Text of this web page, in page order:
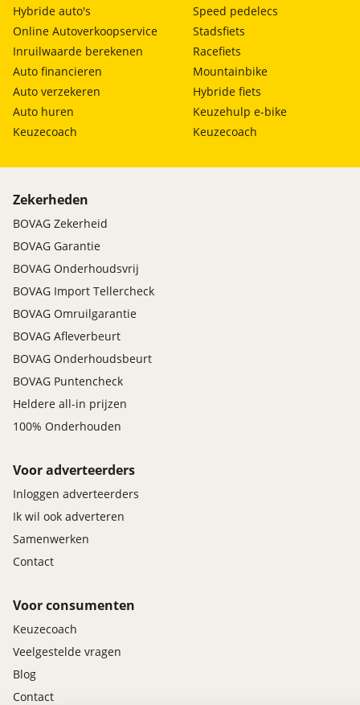
Hybride auto's
Online Autoverkoopservice
Inruilwaarde berekenen
Auto financieren
Auto verzekeren
Auto huren
Keuzecoach
Speed pedelecs
Stadsfiets
Racefiets
Mountainbike
Hybride fiets
Keuzehulp e-bike
Keuzecoach
Zekerheden
BOVAG Zekerheid
BOVAG Garantie
BOVAG Onderhoudsvrij
BOVAG Import Tellercheck
BOVAG Omruilgarantie
BOVAG Afleverbeurt
BOVAG Onderhoudsbeurt
BOVAG Puntencheck
Heldere all-in prijzen
100% Onderhouden
Voor adverteerders
Inloggen adverteerders
Ik wil ook adverteren
Samenwerken
Contact
Voor consumenten
Keuzecoach
Veelgestelde vragen
Blog
Contact